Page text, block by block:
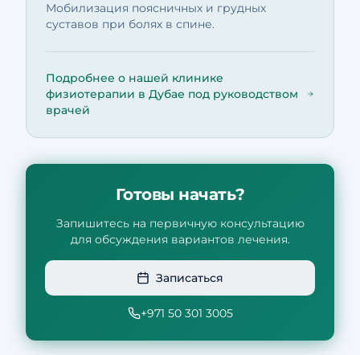
Мобилизация поясничных и грудных
суставов при болях в спине.
Подробнее о нашей клинике
физиотерапии в Дубае под руководством
врачей
Готовы начать?
Запишитесь на первичную консультацию
для обсуждения вариантов лечения.
Записаться
+971 50 301 3005